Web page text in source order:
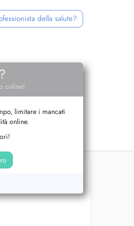
della salute?
online!
limitare i mancati
online.